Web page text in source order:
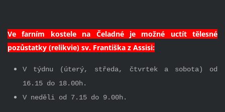
Ve farním kostele na Čeladné je možné uctít tělesné
pozůstatky (relikvie) sv. Františka z Assisi:
V týdnu (úterý, středa, čtvrtek a sobota) od
16.15 do 18.00h.
V neděli od 7.15 do 9.00h.